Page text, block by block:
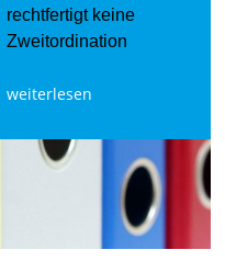
rechtfertigt keine
Zweitordination
weiterlesen